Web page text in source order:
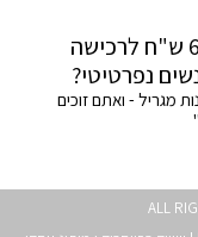
רוצה להשתתף בהגרלה ולזכות ב-600 ש"ח לרכישה
נפרטיטי?
מגריל - ואתם זוכים